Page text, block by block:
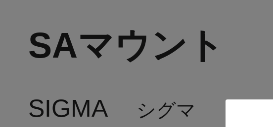
SAマウント
SIGMA シグマ